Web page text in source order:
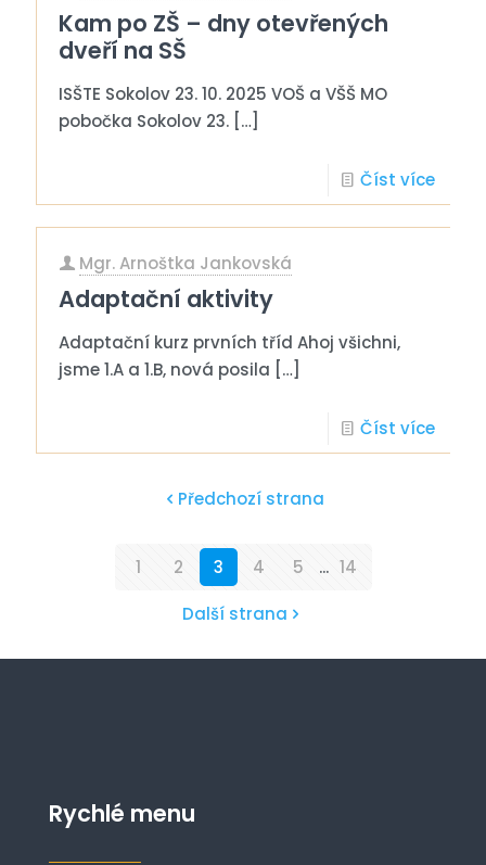
Kam po ZŠ – dny otevřených
dveří na SŠ
ISŠTE Sokolov 23. 10. 2025 VOŠ a VŠŠ MO
pobočka Sokolov 23. […]
Číst více
Mgr. Arnoštka Jankovská
Adaptační aktivity
Adaptační kurz prvních tříd Ahoj všichni,
jsme 1.A a 1.B, nová posila […]
Číst více
Předchozí strana
1 2 3 4 5 ... 14
Další strana
Rychlé menu